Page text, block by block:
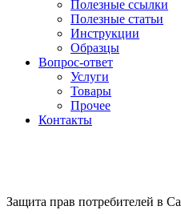
Полезные ссылки
Полезные статьи
Инструкции
Образцы
Вопрос-ответ
Услуги
Товары
Прочее
Контакты
Защита прав потребителей в